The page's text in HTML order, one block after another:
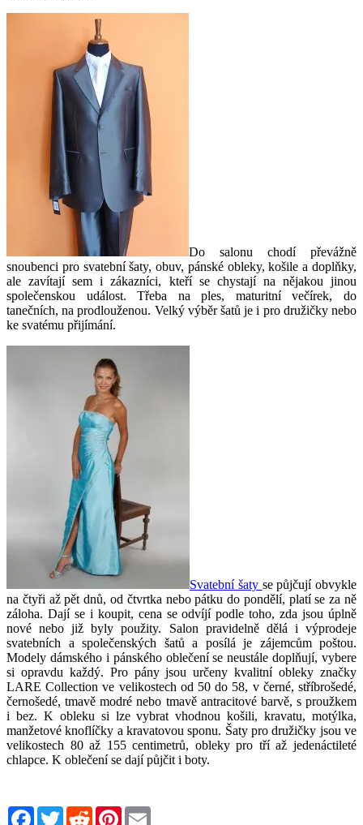
Do salonu chodí převážně
snoubenci pro svatební šaty, obuv, pánské obleky, košile a doplňky,
ale zavítají sem i zákazníci, kteří se chystají na nějakou jinou
společenskou událost. Třeba na ples, maturitní večírek, do
tanečních, na prodlouženou. Velký výběr šatů je i pro družičky nebo
ke svatému přijímání.
Svatební šaty se půjčují obvykle
na čtyři až pět dnů, od čtvrtka nebo pátku do pondělí, platí se za ně
záloha. Dají se i koupit, cena se odvíjí podle toho, zda jsou úplně
nové nebo již byly použity. Salon pravidelně dělá i výprodeje
svatebních a společenských šatů a posílá je zájemcům poštou.
Modely dámského i pánského oblečení se neustále doplňují, vybere
si opravdu každý. Pro pány jsou určeny kvalitní obleky značky
LARE Collection ve velikostech od 50 do 58, v černé, stříbrošedé,
černošedé, tmavě modré nebo tmavě antracitové barvě, s proužkem
i bez. K obleku si lze vybrat vhodnou košili, kravatu, motýlka,
manžetové knoflíčky a kravatovou sponu. Šaty pro družičky jsou ve
velikostech 80 až 155 centimetrů, obleky pro tří až jedenáctileté
chlapce. K oblečení se dají půjčit i boty.
FacebookTwitterRedditPinterest